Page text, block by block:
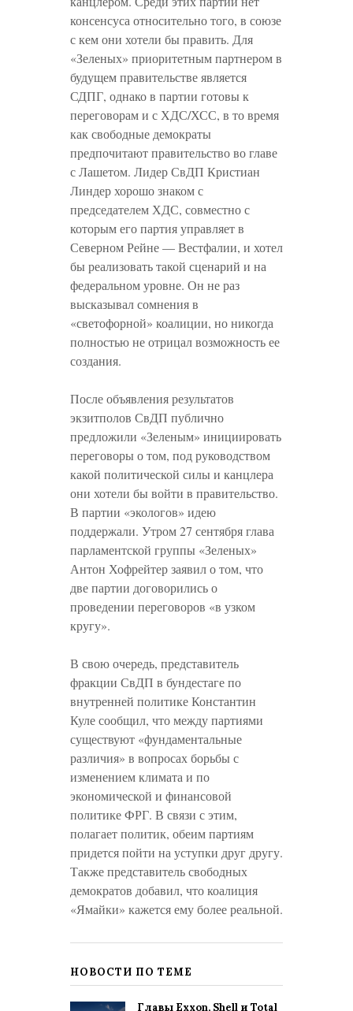
консенсуса относительно того, в союзе
с кем они хотели бы править. Для
«Зеленых» приоритетным партнером в
будущем правительстве является
СДПГ, однако в партии готовы к
переговорам и с ХДС/ХСС, в то время
как свободные демократы
предпочитают правительство во главе
с Лашетом. Лидер СвДП Кристиан
Линдер хорошо знаком с
председателем ХДС, совместно с
которым его партия управляет в
Северном Рейне — Вестфалии, и хотел
бы реализовать такой сценарий и на
федеральном уровне. Он не раз
высказывал сомнения в
«светофорной» коалиции, но никогда
полностью не отрицал возможность ее
создания.
После объявления результатов
экзитполов СвДП публично
предложили «Зеленым» инициировать
переговоры о том, под руководством
какой политической силы и канцлера
они хотели бы войти в правительство.
В партии «экологов» идею
поддержали. Утром 27 сентября глава
парламентской группы «Зеленых»
Антон Хофрейтер заявил о том, что
две партии договорились о
проведении переговоров «в узком
кругу».
В свою очередь, представитель
фракции СвДП в бундестаге по
внутренней политике Константин
Куле сообщил, что между партиями
существуют «фундаментальные
различия» в вопросах борьбы с
изменением климата и по
экономической и финансовой
политике ФРГ. В связи с этим,
полагает политик, обеим партиям
придется пойти на уступки друг другу.
Также представитель свободных
демократов добавил, что коалиция
«Ямайки» кажется ему более реальной.
НОВОСТИ ПО ТЕМЕ
Главы Exxon, Shell и Total